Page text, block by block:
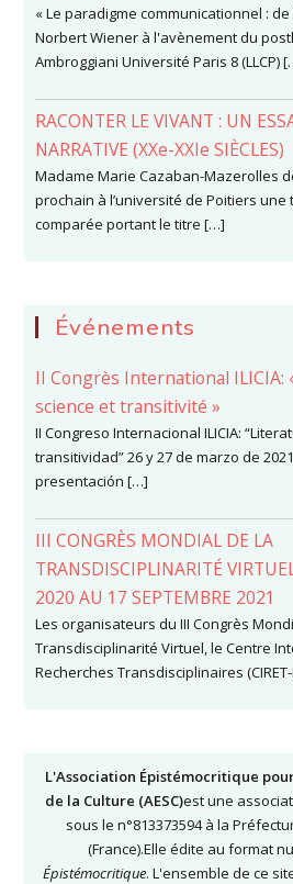
« Le paradigme communicationnel :
Norbert Wiener à l'avènement du
Ambroggiani Université Paris 8 (LLCP)
RACONTER LE VIVANT : UN
NARRATIVE (XXe-XXIe SIÈCLES)
Madame Marie Cazaban-Mazerolles
prochain à l’université de Poitiers
comparée portant le titre […]
Événements
II Congrès International ILICIA:
science et transitivité »
II Congreso Internacional ILICIA:
transitividad” 26 y 27 de marzo de
presentación […]
III CONGRÈS MONDIAL DE LA
TRANSDISCIPLINARITÉ
2020 AU 17 SEPTEMBRE 2021
Les organisateurs du III Congrès
Transdisciplinarité Virtuel, le Centre
Recherches Transdisciplinaires (CIRET-
L'Association Épistémocritique
de la Culture (AESC)est une
sous le n°813373594 à la
(France).Elle édite au format
Épistémocritique. L'ensemble de ce